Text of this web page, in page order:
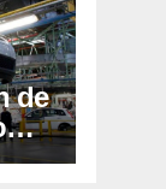
de